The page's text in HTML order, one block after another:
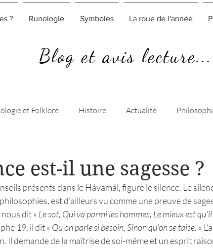
? Runologie Symboles La roue de l'année
Blog et avis lecture...
et Folklore Histoire Actualité
est-il une sagesse ?
présents dans le Hávamál, figure le silence. Le
est d'ailleurs vu comme une preuve de
dit « Le sot, Qui va parmi les hommes, Le mieux est
19, il dit « Qu'on parle si besoin, Sinon qu'on se taise. »
Il demande de la maîtrise de soi-même et un esprit